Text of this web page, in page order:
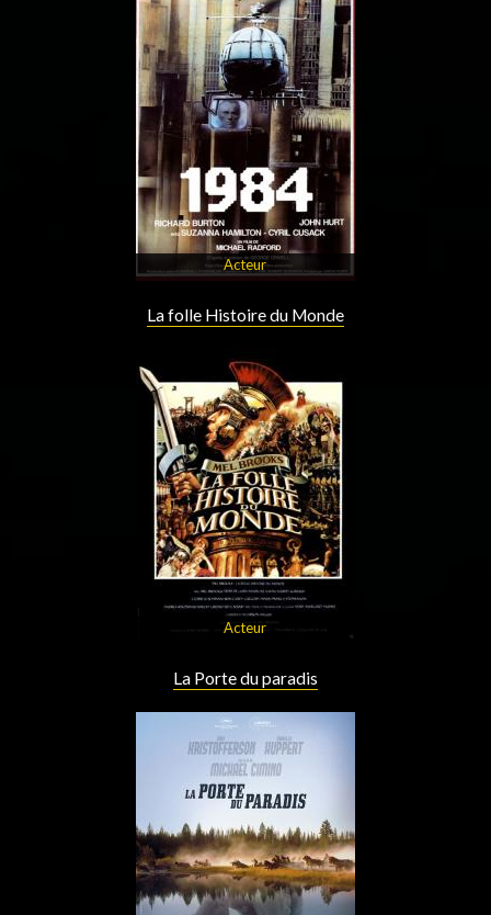
Acteur
La folle Histoire du Monde
Acteur
La Porte du paradis